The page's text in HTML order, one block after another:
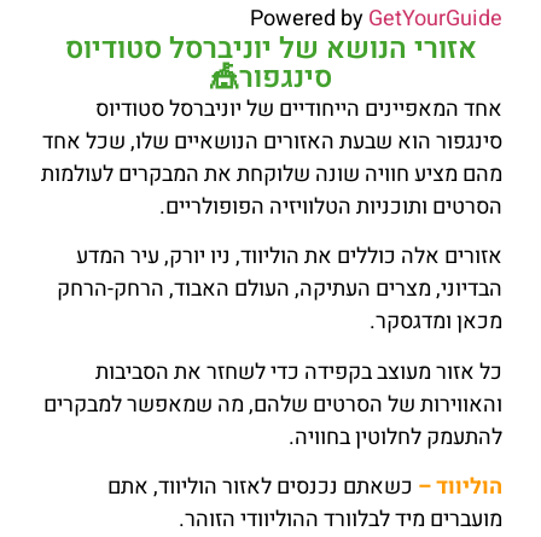
Powered byGetYourGuide
אזורי הנושא של יוניברסל סטודיוס
סינגפור🎪
אחד המאפיינים הייחודיים של יוניברסל סטודיוס
סינגפור הוא שבעת האזורים הנושאיים שלו, שכל אחד
מהם מציע חוויה שונה שלוקחת את המבקרים לעולמות
הסרטים ותוכניות הטלוויזיה הפופולריים.
אזורים אלה כוללים את הוליווד, ניו יורק, עיר המדע
הבדיוני, מצרים העתיקה, העולם האבוד, הרחק-הרחק
מכאן ומדגסקר.
כל אזור מעוצב בקפידה כדי לשחזר את הסביבות
והאווירות של הסרטים שלהם, מה שמאפשר למבקרים
להתעמק לחלוטין בחוויה.
הוליווד – כשאתם נכנסים לאזור הוליווד, אתם
מועברים מיד לבלוורד ההוליוודי הזוהר.